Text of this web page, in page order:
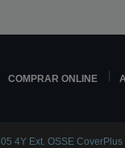
COMPRAR ONLINE
4Y Ext. OSSE CoverPlus